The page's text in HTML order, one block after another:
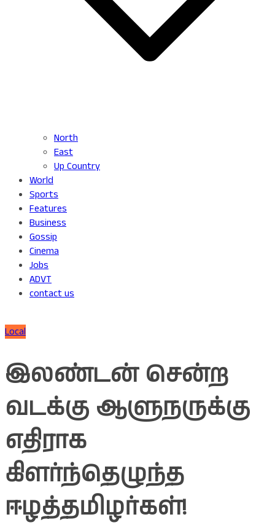
North
East
Up Country
World
Sports
Features
Business
Gossip
Cinema
Jobs
ADVT
contact us
Local
இலண்டன் சென்ற
வடக்கு ஆளுநருக்கு
எதிராக
கிளர்ந்தெழுந்த
ஈழத்தமிழர்கள்!